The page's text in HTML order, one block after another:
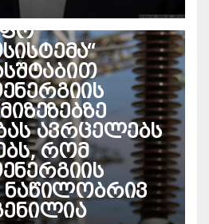
ავრცელებს
რომ
ნაწილობრივ